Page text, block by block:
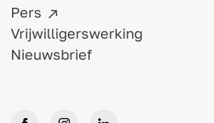
Pers
Vrijwilligerswerking
Nieuwsbrief